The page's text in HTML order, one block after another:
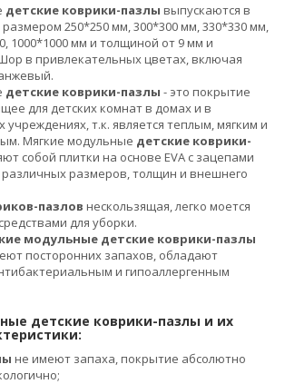
детские коврики-пазлы выпускаются в
250*250 мм, 300*300 мм, 330*330 мм,
1000*1000 мм и толщиной от 9 мм и
в привлекательных цветах, включая
детские коврики-пазлы - это покрытие
для детских комнат в домах и в
учреждениях, т.к. является теплым, мягким и
Мягкие модульные детские коврики-
собой плитки на основе EVA с зацепами
различных размеров, толщин и внешнего
пазлов нескользящая, легко моется
для уборки.
модульные детские коврики-пазлы
посторонних запахов, обладают
и гипоаллергенным
детские коврики-пазлы и их
не имеют запаха, покрытие абсолютно